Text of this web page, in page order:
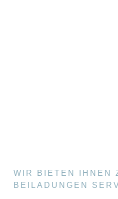
WIR BIETEN IHNEN
BEILADUNGEN